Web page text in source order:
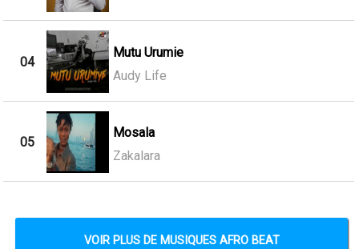
04
Mutu Urumie
Audy Life
05
Mosala
Zakalara
VOIR PLUS DE MUSIQUES AFRO BEAT